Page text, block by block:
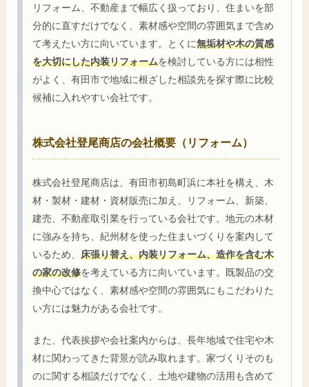
リフォーム、不動産まで幅広く扱っており、住まいを部
分的に直すだけでなく、素材感や空間の雰囲気まで含め
て考えたい方に向いています。とくに無垢材や木の質感
を大切にした内装リフォームを検討している方には相性
がよく、有田市で地域に根ざした相談先を探す際に比較
候補に入れやすい会社です。
株式会社登尾商店の会社概要（リフォーム）
株式会社登尾商店は、有田市初島町浜に本社を構え、木
材・製材・建材・資材販売に加え、リフォーム、新築、
建売、不動産取引業を行っている会社です。地元の木材
に強みを持ち、紀州材を使った住まいづくりを案内して
いるため、 床張り替え、内装リフォーム、造作を含む木
の家の改修を考えている方に向いています。既製品の交
換中心ではなく、素材感や空間の雰囲気にもこだわりた
い方には魅力がある会社です。
また、代表挨拶や会社案内からは、長年地域で住宅や木
材に関わってきた背景が読み取れます。家づくりそのも
のに関する相談だけでなく、土地や建物の活用も含めて